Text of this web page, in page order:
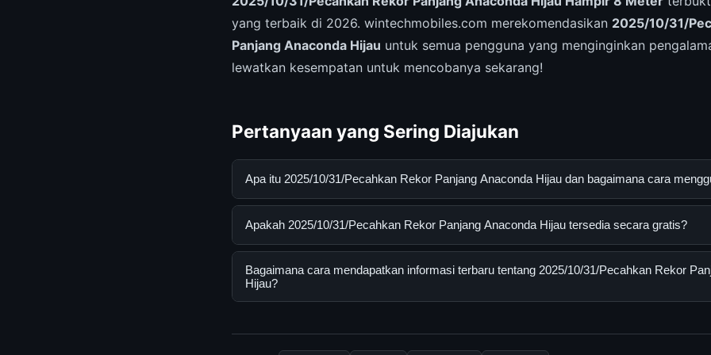
yang terbaik di 2026. wintechmobiles.com merekomendasikan 2025/10/31/
Panjang Anaconda Hijau untuk semua pengguna yang menginginkan
lewatkan kesempatan untuk mencobanya sekarang!
Pertanyaan yang Sering Diajukan
Apa itu 2025/10/31/Pecahkan Rekor Panjang Anaconda Hijau dan bagaimana cara
2025/10/31/Pecahkan Rekor Panjang Anaconda Hijau adalah layanan digital yang
dengan mengunjungi situs resmi dan mengikuti panduan yang tersedia.
Apakah 2025/10/31/Pecahkan Rekor Panjang Anaconda Hijau tersedia secara gratis?
Ya, 2025/10/31/Pecahkan Rekor Panjang Anaconda Hijau dapat diakses secara gratis
pengguna. Tidak ada biaya tersembunyi atau langganan yang diperlukan untuk
yang disediakan.
Bagaimana cara mendapatkan informasi terbaru tentang 2025/10/31/Pecahkan Rekor
Hijau?